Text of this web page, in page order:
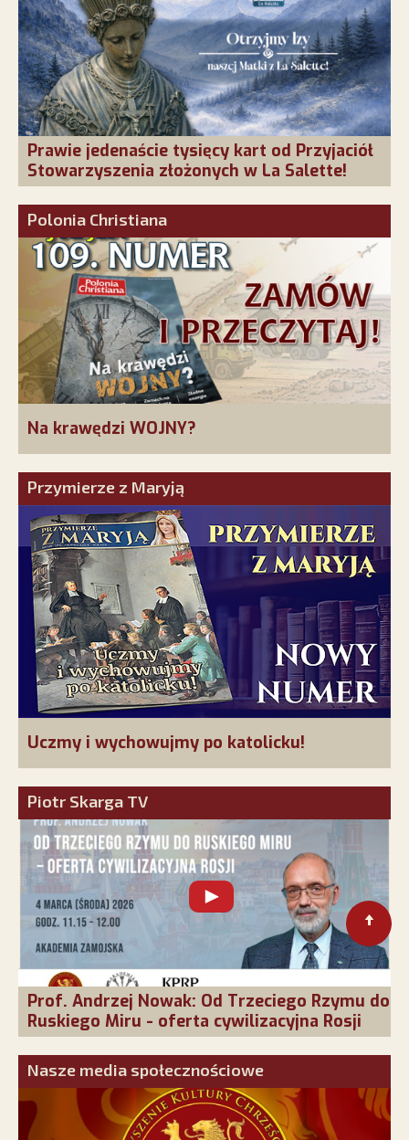
Prawie jedenaście tysięcy kart od Przyjaciół
Stowarzyszenia złożonych w La Salette!
Polonia Christiana
Na krawędzi WOJNY?
Przymierze z Maryją
Uczmy i wychowujmy po katolicku!
Piotr Skarga TV
Prof. Andrzej Nowak: Od Trzeciego Rzymu do
Ruskiego Miru - oferta cywilizacyjna Rosji
Nasze media społecznościowe